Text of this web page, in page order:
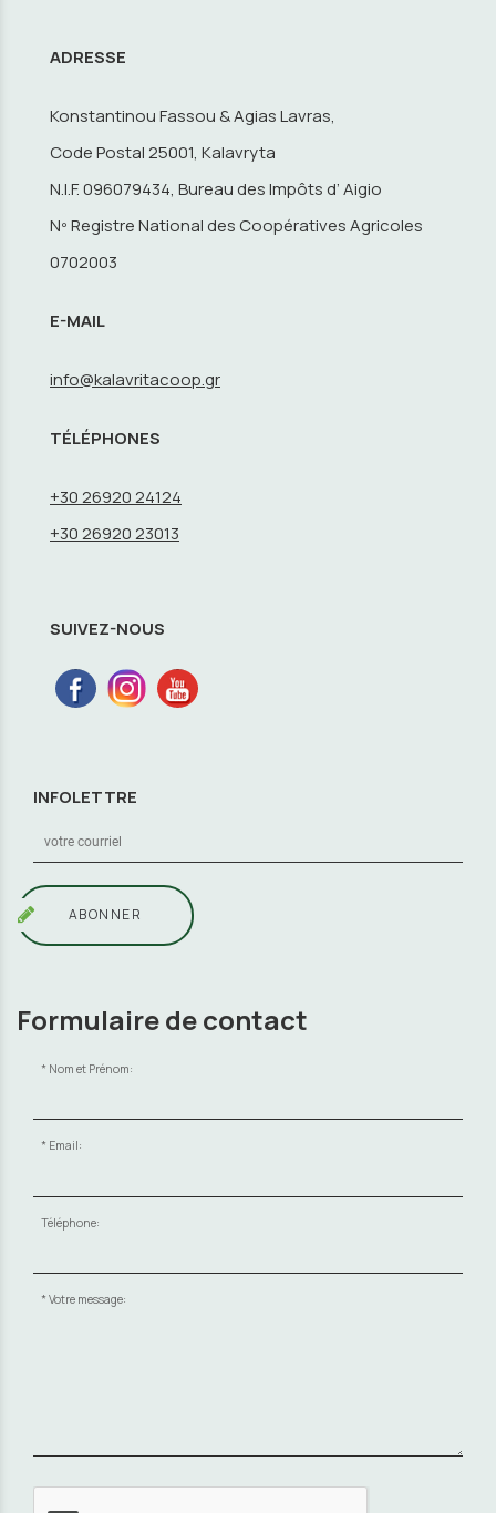
ADRESSE
Konstantinou Fassou & Agias Lavras,
Code Postal 25001, Kalavryta
N.I.F. 096079434, Bureau des Impôts d’ Aigio
Nº Registre National des Coopératives Agricoles
0702003
E-MAIL
info@kalavritacoop.gr
TÉLÉPHONES
+30 26920 24124
+30 26920 23013
SUIVEZ-NOUS
INFOLETTRE
ABONNER
Formulaire de contact
Nom et Prénom:
Email:
Téléphone:
Votre message: